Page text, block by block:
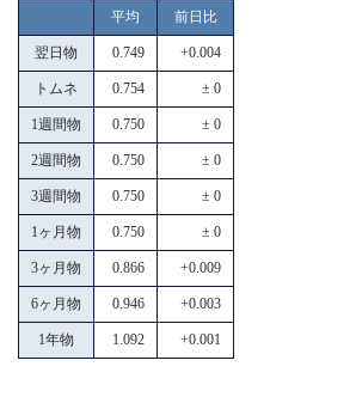
平均 前日比
翌日物 0.749 +0.004
トムネ 0.754 ± 0
1週間物 0.750 ± 0
2週間物 0.750 ± 0
3週間物 0.750 ± 0
1ヶ月物 0.750 ± 0
3ヶ月物 0.866 +0.009
6ヶ月物 0.946 +0.003
1年物 1.092 +0.001